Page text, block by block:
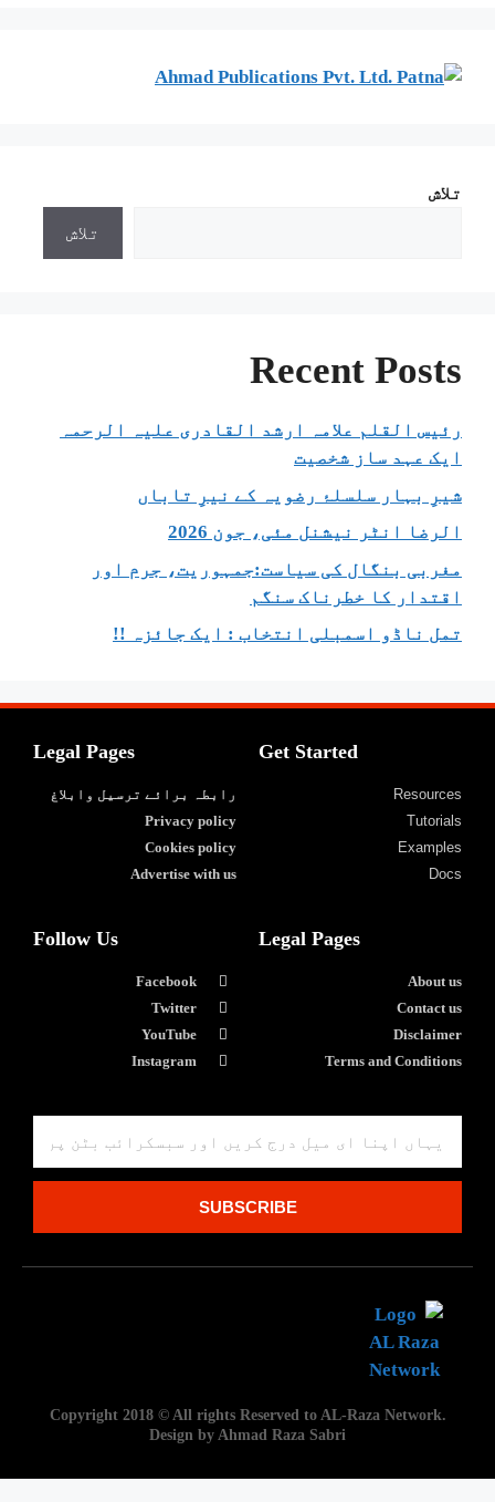
تلاش
تلاش
Recent Posts
رئیس القلم علامہ ارشد القادری علیہ الرحمہ
ایک عہد ساز شخصیت
شیرِ بہار سلسلۂ رضویہ کے نیرِ تاباں
الرضا انٹر نیشنل مئی، جون 2026
مغربی بنگال کی سیاست:جمہوریت، جرم اور
اقتدار کا خطرناک سنگم
تمل ناڈو اسمبلی انتخاب : ایک جائزہ !!
Get Started
Resources
Tutorials
Examples
Docs
Legal Pages
رابطہ برائے ترسیل وابلاغ
Privacy policy
Cookies policy
Advertise with us
Legal Pages
About us
Contact us
Disclaimer
Terms and Conditions
Follow Us
Facebook
Twitter
YouTube
Instagram
SUBSCRIBE
Copyright 2018 © All rights Reserved to AL-Raza Network.
Design by Ahmad Raza Sabri